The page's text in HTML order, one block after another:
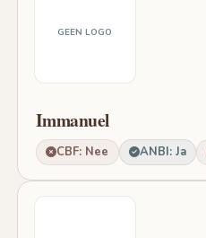
GEEN LOGO
Immanuel
CBF: Nee ANBI: Ja